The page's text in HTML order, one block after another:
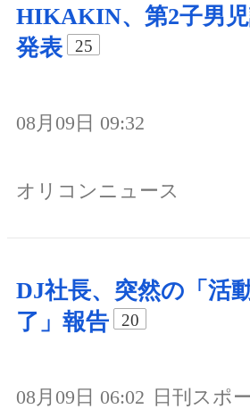
HIKAKIN、第2子男
発表
25
08月09日 09:32
オリコンニュース
DJ社長、突然の「活
了」報告
20
08月09日 06:02 日刊スポ